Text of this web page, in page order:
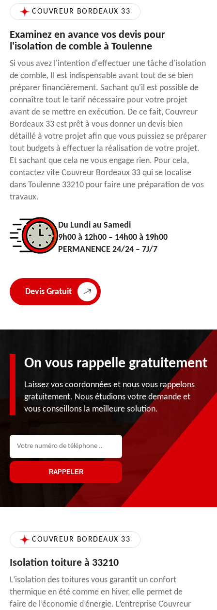
COUVREUR BORDEAUX 33
Examinez en avance vos devis pour
l'isolation de comble à Toulenne
Si vous avez l'intention d'effectuer une tâche d'isolation
de comble, Il est indispensable avant tout de se bien
préparer financièrement. Sachant qu'il est possible de
connaître tout le tarif nécessaire pour votre projet
avant de se mettre en exécution. De ce fait, Couvreur
Bordeaux 33 est prêt à vous donner un devis bien
détaillé à votre projet afin que vous puissiez se préparer
tout budgets à effectuer la réalisation de votre projet.
Et sachant que cela ne vous engage rien. Pour cela,
contactez vite Couvreur Bordeaux 33 qui se localise
dans Toulenne 33210 pour faire une préparation de vos
travaux.
Du Lundi au Samedi
9h00 à 12h00 – 14h00 à 19h00
PERMANENCE 24/24 – 7J/7
Devis Gratuit
On vous rappelle gratuitement
Laissez vos coordonnées et nous vous rappelons
gratuitement. Nous étudions votre demande et
vous conseillons la meilleure solution.
COUVREUR BORDEAUX 33
Isolation toiture à 33210
L’isolation des toitures vous garantit un confort
thermique en été comme en hiver, elle permet de
faire de l’économie d’énergie. L’entreprise Couvreur